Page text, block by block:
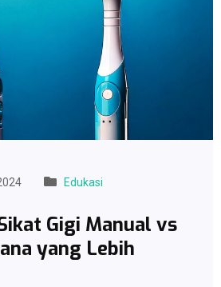
Edukasi
Gigi Manual vs
yang Lebih